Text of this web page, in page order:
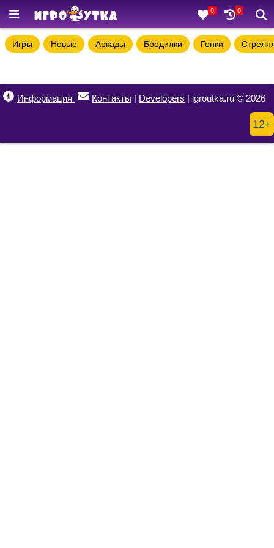
0 0
Игры Новые Аркады Бродилки Гонки
Информация Контакты | Developers | igroutka.ru © 2026
12+